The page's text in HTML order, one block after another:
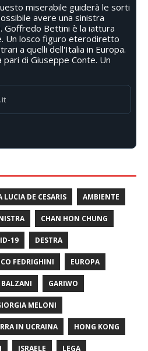
miserabile guiderà le sorti
avere una sinistra
Goffredo Bettini è la iattura
Un losco figuro eterodiretto
a quelli dell'Italia in Europa.
di Giuseppe Conte. Un
LUCIA DE CESARIS AMBIENTE
CHAN HON CHUNG
19 DESTRA
FEDRIGHINI EUROPA
BALZANI GARIWO
MELONI
IN UCRAINA HONG KONG
ISRAELE LEGA